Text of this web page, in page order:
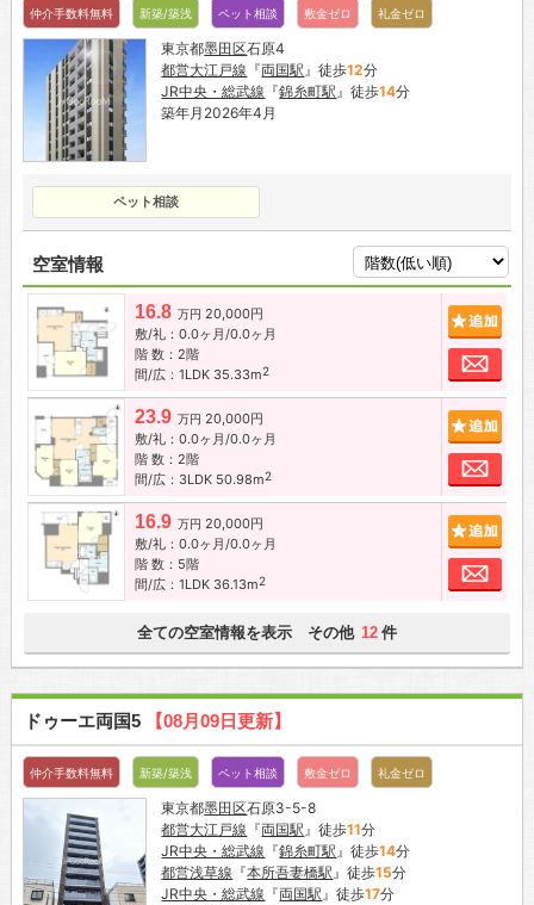
仲介手数料無料 新築/築浅 ペット相談 敷金ゼロ 礼金ゼロ
東京都墨田区石原4
都営大江戸線 『両国駅 』徒歩12分
JR中央・総武線 『錦糸町駅 』徒歩14分
築年月2026年4月
ペット相談
空室情報
16.8 万円 20,000円
敷/礼：0.0ヶ月/0.0ヶ月
階 数：2階
間/広：1LDK 35.33m2
お
23.9 万円 20,000円
敷/礼：0.0ヶ月/0.0ヶ月
階 数：2階
間/広：3LDK 50.98m2
お
16.9 万円 20,000円
敷/礼：0.0ヶ月/0.0ヶ月
階 数：5階
間/広：1LDK 36.13m2
お
全ての空室情報を表示 その他 12 件
ドゥーエ両国5 【08月09日更新】
仲介手数料無料 新築/築浅 ペット相談 敷金ゼロ 礼金ゼロ
東京都墨田区石原3-5-8
都営大江戸線 『両国駅』徒歩11分
JR中央・総武線 『錦糸町駅』徒歩14分
都営浅草線 『本所吾妻橋駅』徒歩15分
JR中央・総武線 『両国駅』徒歩17分